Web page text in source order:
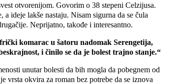
otvorenijom. Govorim o 38 stepeni Celzijusa.
ideje lakše nastaju. Nisam sigurna da se čula
Neprijatno, takođe i interesantno.
komarac u šatoru nadomak Serengetija,
i činilo se da je bolest trajno stanje.“
unutar bolesti da bih mogla da pobegnem od
vrsta okvira za roman bez potrebe da se iznova